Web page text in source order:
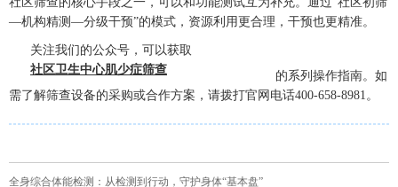
—机构精测—分级干预”的模式，资源利用更合理，干预也更精准。
关注我们的公众号，可以获取
社区卫生中心肌少症筛查
的系列操作指南。如
需了解筛查设备的采购或合作方案，请拨打官网电话400-658-8981。
全身综合体能检测：从检测到行动，守护身体“基本盘”